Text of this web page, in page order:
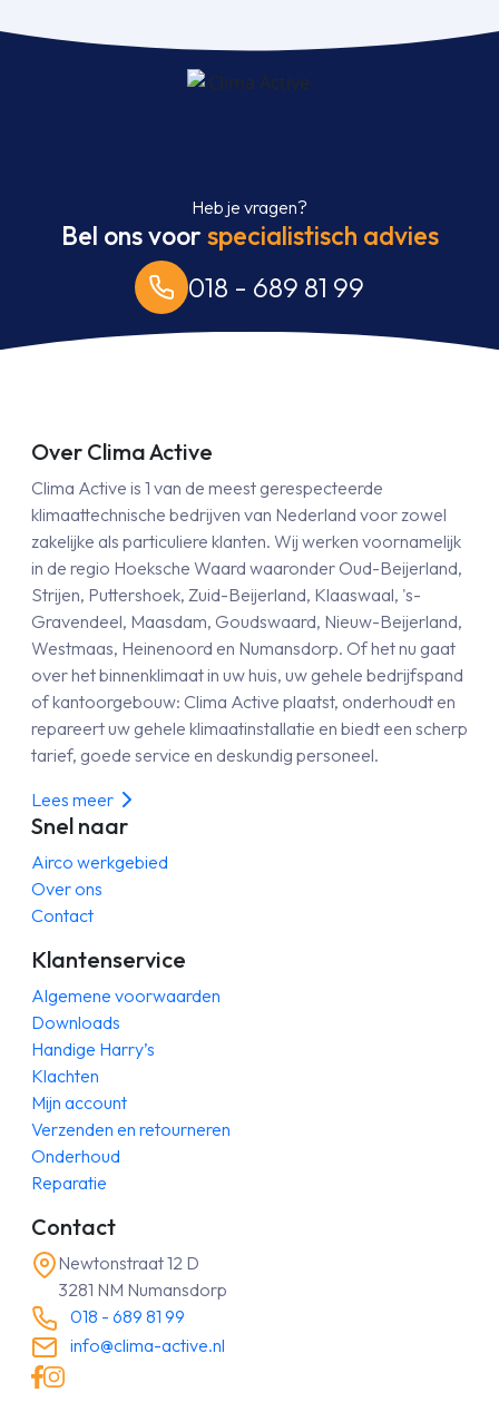
Heb je vragen?
Bel ons voorspecialistisch advies
018 - 689 81 99
Over Clima Active
Clima Active is 1 van de meest gerespecteerde
klimaattechnische bedrijven van Nederland voor zowel
zakelijke als particuliere klanten. Wij werken voornamelijk
in de regio Hoeksche Waard waaronder Oud-Beijerland,
Strijen, Puttershoek, Zuid-Beijerland, Klaaswaal, 's-
Gravendeel, Maasdam, Goudswaard, Nieuw-Beijerland,
Westmaas, Heinenoord en Numansdorp. Of het nu gaat
over het binnenklimaat in uw huis, uw gehele bedrijfspand
of kantoorgebouw: Clima Active plaatst, onderhoudt en
repareert uw gehele klimaatinstallatie en biedt een scherp
tarief, goede service en deskundig personeel.
Lees meer
Snel naar
Airco werkgebied
Over ons
Contact
Klantenservice
Algemene voorwaarden
Downloads
Handige Harry’s
Klachten
Mijn account
Verzenden en retourneren
Onderhoud
Reparatie
Contact
Newtonstraat 12 D
3281 NM Numansdorp
018 - 689 81 99
info@clima-active.nl